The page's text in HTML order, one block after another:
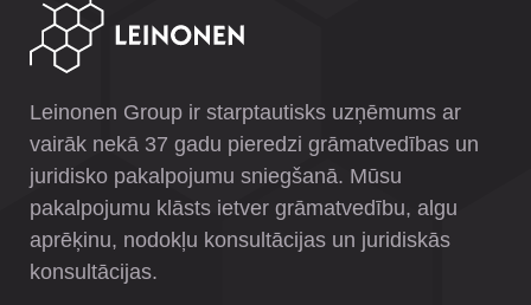
Leinonen Group ir starptautisks uzņēmums ar
vairāk nekā 37 gadu pieredzi grāmatvedības un
juridisko pakalpojumu sniegšanā. Mūsu
pakalpojumu klāsts ietver grāmatvedību, algu
aprēķinu, nodokļu konsultācijas un juridiskās
konsultācijas.